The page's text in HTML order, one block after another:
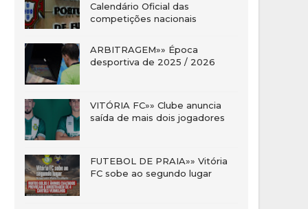
Calendário Oficial das
competições nacionais
ARBITRAGEM»» Época
desportiva de 2025 / 2026
VITÓRIA FC»» Clube anuncia
saída de mais dois jogadores
FUTEBOL DE PRAIA»» Vitória
FC sobe ao segundo lugar